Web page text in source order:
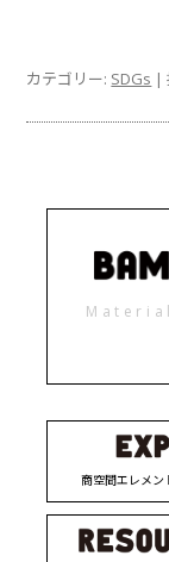
カテゴリー: SDGs |
商空間エレメン